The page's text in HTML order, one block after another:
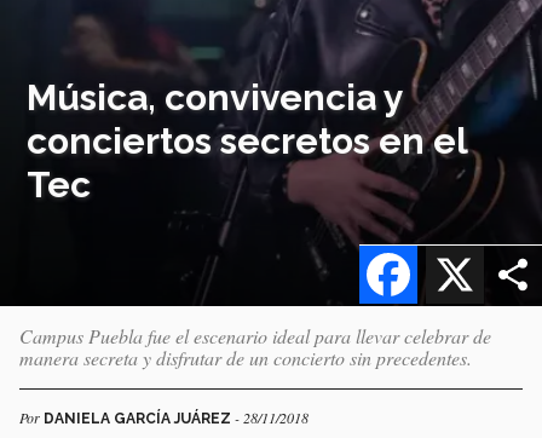
Música, convivencia y
conciertos secretos en el
Tec
X
Facebook
Campus Puebla fue el escenario ideal para llevar celebrar de
manera secreta y disfrutar de un concierto sin precedentes.
Por DANIELA GARCÍA JUÁREZ - 28/11/2018